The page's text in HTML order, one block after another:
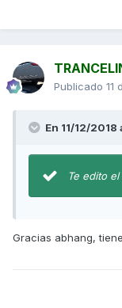
Publicado 11
En 11/12/
Te edito
Gracias abhang,